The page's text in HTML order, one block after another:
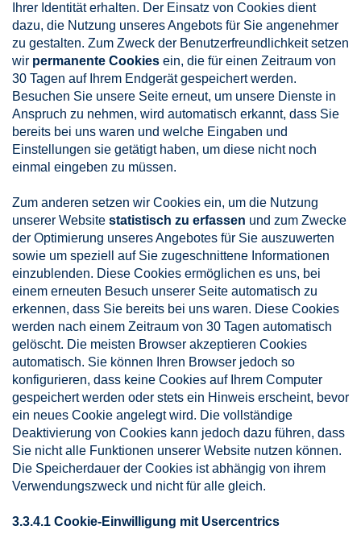
Ihrer Identität erhalten. Der Einsatz von Cookies dient
dazu, die Nutzung unseres Angebots für Sie angenehmer
zu gestalten. Zum Zweck der Benutzerfreundlichkeit setzen
wir permanente Cookies ein, die für einen Zeitraum von
30 Tagen auf Ihrem Endgerät gespeichert werden.
Besuchen Sie unsere Seite erneut, um unsere Dienste in
Anspruch zu nehmen, wird automatisch erkannt, dass Sie
bereits bei uns waren und welche Eingaben und
Einstellungen sie getätigt haben, um diese nicht noch
einmal eingeben zu müssen.
Zum anderen setzen wir Cookies ein, um die Nutzung
unserer Website statistisch zu erfassen und zum Zwecke
der Optimierung unseres Angebotes für Sie auszuwerten
sowie um speziell auf Sie zugeschnittene Informationen
einzublenden. Diese Cookies ermöglichen es uns, bei
einem erneuten Besuch unserer Seite automatisch zu
erkennen, dass Sie bereits bei uns waren. Diese Cookies
werden nach einem Zeitraum von 30 Tagen automatisch
gelöscht. Die meisten Browser akzeptieren Cookies
automatisch. Sie können Ihren Browser jedoch so
konfigurieren, dass keine Cookies auf Ihrem Computer
gespeichert werden oder stets ein Hinweis erscheint, bevor
ein neues Cookie angelegt wird. Die vollständige
Deaktivierung von Cookies kann jedoch dazu führen, dass
Sie nicht alle Funktionen unserer Website nutzen können.
Die Speicherdauer der Cookies ist abhängig von ihrem
Verwendungszweck und nicht für alle gleich.
3.3.4.1 Cookie-Einwilligung mit Usercentrics